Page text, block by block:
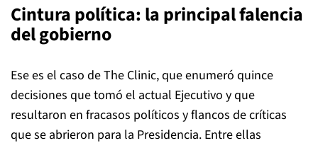
Cintura política: la principal falencia
del gobierno
Ese es el caso de The Clinic, que enumeró quince
decisiones que tomó el actual Ejecutivo y que
resultaron en fracasos políticos y flancos de críticas
que se abrieron para la Presidencia. Entre ellas